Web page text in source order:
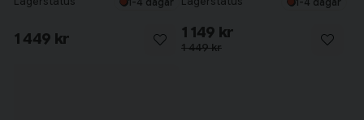
1 449 kr 1 449 kr
1 149 kr